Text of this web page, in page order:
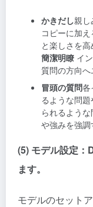
かきだし親
コピーに加
と楽しさを
簡潔明瞭 イ
質問の方向へ
冒頭の質問各
るような問
られるよう
や強みを強調
(5) モデル設定：
ます。
モデルのセット